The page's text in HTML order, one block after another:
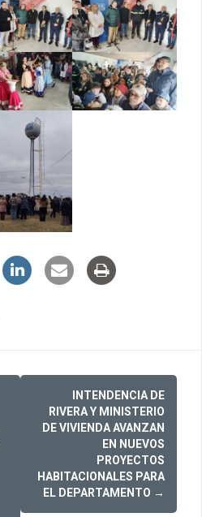
INTENDENCIA DE
RIVERA Y MINISTERIO
DE VIVIENDA AVANZAN
EN NUEVOS
PROYECTOS
HABITACIONALES PARA
EL DEPARTAMENTO →